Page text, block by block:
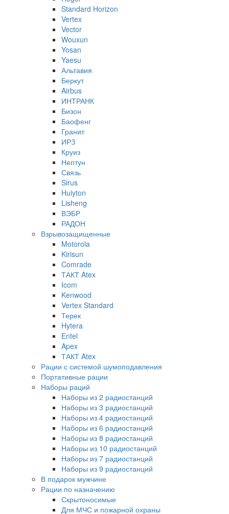
Standard Horizon
Vertex
Vector
Wouxun
Yosan
Yaesu
Альтавия
Беркут
Airbus
ИНТРАНК
Бизон
Баофенг
Гранит
ИРЗ
Круиз
Нептун
Связь
Sirus
Huiyton
Lisheng
ВЭБР
РАДОН
Взрывозащищенные
Motorola
Kirisun
Comrade
ТАКТ Atex
Icom
Kenwood
Vertex Standard
Терек
Hytera
Entel
Apex
ТАКТ Atex
Рации с системой шумоподавления
Портативные рации
Наборы раций
Наборы из 2 радиостанций
Наборы из 3 радиостанций
Наборы из 4 радиостанций
Наборы из 6 радиостанций
Наборы из 8 радиостанций
Наборы из 10 радиостанций
Наборы из 7 радиостанций
Наборы из 9 радиостанций
В подарок мужчине
Рации по назначению
Скрытоносимые
Для МЧС и пожарной охраны